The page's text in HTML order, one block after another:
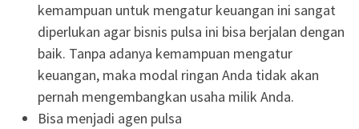
kemampuan untuk mengatur keuangan ini sangat
diperlukan agar bisnis pulsa ini bisa berjalan dengan
baik. Tanpa adanya kemampuan mengatur
keuangan, maka modal ringan Anda tidak akan
pernah mengembangkan usaha milik Anda.
Bisa menjadi agen pulsa